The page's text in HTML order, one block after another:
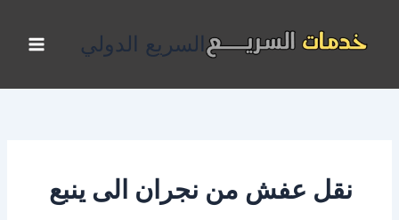
المحتوى
السريع الدولي
نقل عفش من نجران الى ينبع